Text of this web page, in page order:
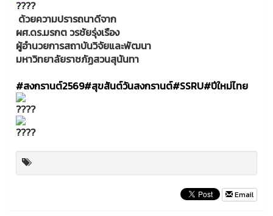
ด้วยความปรารถนาดีจาก
ผศ.ดร.มรกต วรชัยรุ่งเรือง
ผู้อำนวยการสถาบันวิจัยและพัฒนา
มหาวิทยาลัยราชภัฏสวนสุนันทา
#สงกรานต์2569#สุขสันต์วันสงกรานต์#SSRU#ปีใหม่ไทย
Email